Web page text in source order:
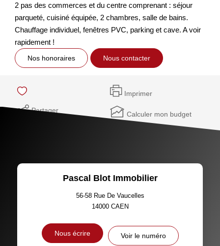
2 pas des commerces et du centre comprenant : séjour
parqueté, cuisiné équipée, 2 chambres, salle de bains.
Chauffage individuel, fenêtres PVC, parking et cave. A voir
rapidement !
Nos honoraires Nous contacter
Imprimer
Partager Calculer mon budget
Pascal Blot Immobilier
56-58 Rue De Vaucelles
14000 CAEN
Nous écrire Voir le numéro